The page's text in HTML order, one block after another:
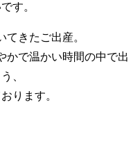
す。
てきたご出産。
かで温かい時間の中で出
、
ります。